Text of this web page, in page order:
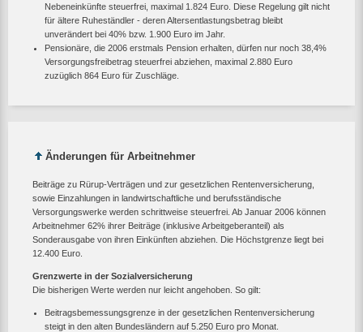
Nebeneinkünfte steuerfrei, maximal 1.824 Euro. Diese Regelung gilt nicht
für ältere Ruheständler - deren Altersentlastungsbetrag bleibt
unverändert bei 40% bzw. 1.900 Euro im Jahr.
Pensionäre, die 2006 erstmals Pension erhalten, dürfen nur noch 38,4%
Versorgungsfreibetrag steuerfrei abziehen, maximal 2.880 Euro
zuzüglich 864 Euro für Zuschläge.
Änderungen für Arbeitnehmer
Beiträge zu Rürup-Verträgen und zur gesetzlichen Rentenversicherung,
sowie Einzahlungen in landwirtschaftliche und berufsständische
Versorgungswerke werden schrittweise steuerfrei. Ab Januar 2006 können
Arbeitnehmer 62% ihrer Beiträge (inklusive Arbeitgeberanteil) als
Sonderausgabe von ihren Einkünften abziehen. Die Höchstgrenze liegt bei
12.400 Euro.
Grenzwerte in der Sozialversicherung
Die bisherigen Werte werden nur leicht angehoben. So gilt:
Beitragsbemessungsgrenze in der gesetzlichen Rentenversicherung
steigt in den alten Bundesländern auf 5.250 Euro pro Monat.